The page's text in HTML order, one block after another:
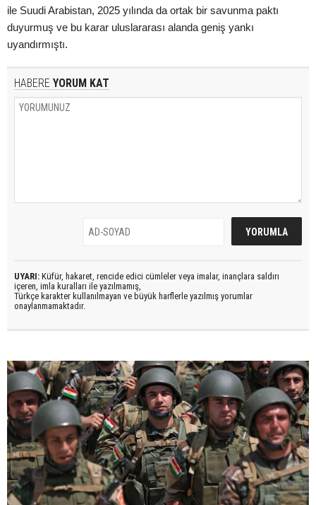
ile Suudi Arabistan, 2025 yılında da ortak bir savunma paktı
duyurmuş ve bu karar uluslararası alanda geniş yankı
uyandırmıştı.
HABERE YORUM KAT
UYARI: Küfür, hakaret, rencide edici cümleler veya imalar, inançlara saldırı
içeren, imla kuralları ile yazılmamış,
Türkçe karakter kullanılmayan ve büyük harflerle yazılmış yorumlar
onaylanmamaktadır.